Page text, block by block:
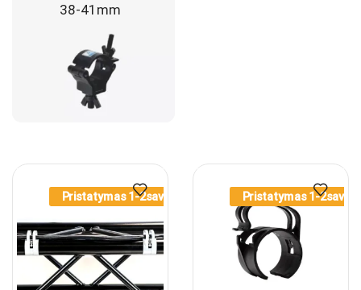
38-41mm
Pristatymas 1-2sav. Pristatymas 1-2sav.